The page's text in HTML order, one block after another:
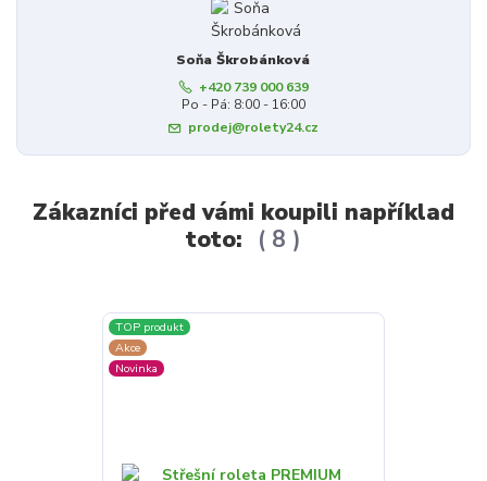
Soňa Škrobánková
+420 739 000 639
Po - Pá: 8:00 - 16:00
prodej@rolety24.cz
Zákazníci před vámi koupili například
toto:
8
TOP produkt
Akce
Novinka